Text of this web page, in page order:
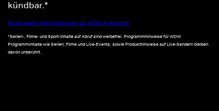
kündbar.*
Noch mehr Informationen zu WOW Premium
*Serien-, Filme- und Sport-Inhalte auf Abruf sind werbefrei. Programmhinweise für WOW
Programminhalte wie Serien, Filme und Live-Events, sowie Produkthinweise auf Live-Sendern bleiben
davon unberührt.